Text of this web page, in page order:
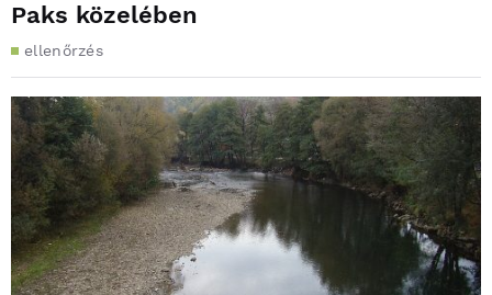
Paks közelében
ellenőrzés